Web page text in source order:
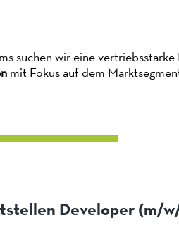
suchen wir eine
mit Fokus auf dem
Developer (m/